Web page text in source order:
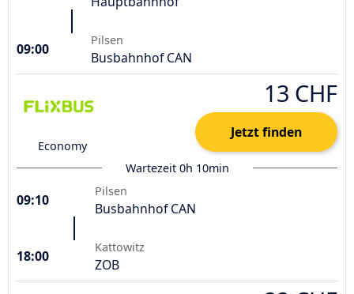
09:00
Pilsen
Busbahnhof CAN
Economy
13 CHF
Jetzt finden
Wartezeit 0h 10min
09:10
Pilsen
Busbahnhof CAN
18:00
Kattowitz
ZOB